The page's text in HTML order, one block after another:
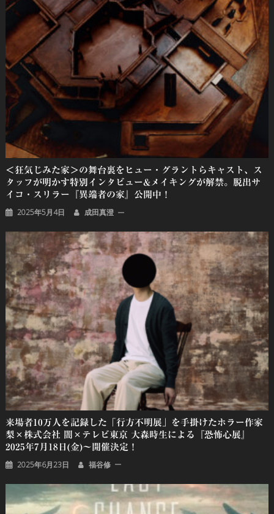
ョ
ン
＜狂気じみた家＞の舞台裏をヒュー・グラントらキャスト、ス
タッフが明かす特別インタビュー&メイキングが解禁。脱出サ
イコ・スリラー『異端者の家』公開中！
2025年5月4日 成田真澄
来場者10万人を記録した「行方不明展」を手掛けたホラー作家
梨×株式会社 闇×テレビ東京 大森時生による『恐怖心展』
2025年7月18日(金)〜開催決定！
2025年6月23日 福谷修